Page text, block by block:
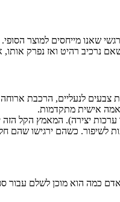
מייחסים למוצר הסופי.
נרכיב רהיט ואז נפרק
לנעליים, הרכבת
אישית מתקדמות.
יצירה). המאמץ הקל
כשהם ירגישו שהם
כמה הוא מוכן לשלם עבור